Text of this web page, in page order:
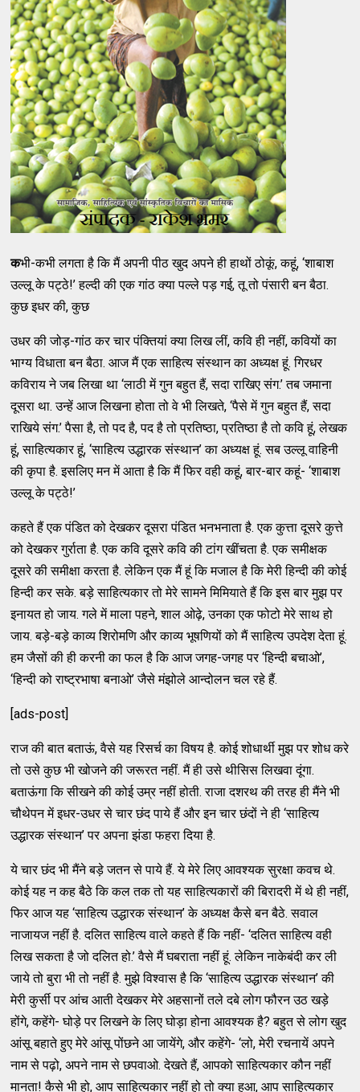
कभी-कभी लगता है कि मैं अपनी पीठ खुद अपने ही हाथों ठोकूं, कहूं, ‘शाबाश
उल्लू के पट्ठे!’ हल्दी की एक गांठ क्या पल्ले पड़ गई, तू तो पंसारी बन बैठा.
कुछ इधर की, कुछ
उधर की जोड़-गांठ कर चार पंक्तियां क्या लिख लीं, कवि ही नहीं, कवियों का
भाग्य विधाता बन बैठा. आज मैं एक साहित्य संस्थान का अध्यक्ष हूं. गिरधर
कविराय ने जब लिखा था ‘लाठी में गुन बहुत हैं, सदा राखिए संग.’ तब जमाना
दूसरा था. उन्हें आज लिखना होता तो वे भी लिखते, ‘पैसे में गुन बहुत हैं, सदा
राखिये संग.’ पैसा है, तो पद है, पद है तो प्रतिष्ठा, प्रतिष्ठा है तो कवि हूं, लेखक
हूं, साहित्यकार हूं, ‘साहित्य उद्धारक संस्थान’ का अध्यक्ष हूं. सब उल्लू वाहिनी
की कृपा है. इसलिए मन में आता है कि मैं फिर वही कहूं, बार-बार कहूं- ‘शाबाश
उल्लू के पट्ठे!’
कहते हैं एक पंडित को देखकर दूसरा पंडित भनभनाता है. एक कुत्ता दूसरे कुत्ते
को देखकर गुर्राता है. एक कवि दूसरे कवि की टांग खींचता है. एक समीक्षक
दूसरे की समीक्षा करता है. लेकिन एक मैं हूं कि मजाल है कि मेरी हिन्दी की कोई
हिन्दी कर सके. बड़े साहित्यकार तो मेरे सामने मिमियाते हैं कि इस बार मुझ पर
इनायत हो जाय. गले में माला पहने, शाल ओढ़े, उनका एक फोटो मेरे साथ हो
जाय. बड़े-बड़े काव्य शिरोमणि और काव्य भूषणियों को मैं साहित्य उपदेश देता हूं.
हम जैसों की ही करनी का फल है कि आज जगह-जगह पर ‘हिन्दी बचाओ’,
‘हिन्दी को राष्ट्रभाषा बनाओ’ जैसे मंझोले आन्दोलन चल रहे हैं.
[ads-post]
राज की बात बताऊं, वैसे यह रिसर्च का विषय है. कोई शोधार्थी मुझ पर शोध करे
तो उसे कुछ भी खोजने की जरूरत नहीं. मैं ही उसे थीसिस लिखवा दूंगा.
बताऊंगा कि सीखने की कोई उम्र नहीं होती. राजा दशरथ की तरह ही मैंने भी
चौथेपन में इधर-उधर से चार छंद पाये हैं और इन चार छंदों ने ही ‘साहित्य
उद्धारक संस्थान’ पर अपना झंडा फहरा दिया है.
ये चार छंद भी मैंने बड़े जतन से पाये हैं. ये मेरे लिए आवश्यक सुरक्षा कवच थे.
कोई यह न कह बैठे कि कल तक तो यह साहित्यकारों की बिरादरी में थे ही नहीं,
फिर आज यह ‘साहित्य उद्धारक संस्थान’ के अध्यक्ष कैसे बन बैठे. सवाल
नाजायज नहीं है. दलित साहित्य वाले कहते हैं कि नहीं- ‘दलित साहित्य वही
लिख सकता है जो दलित हो.’ वैसे मैं घबराता नहीं हूं. लेकिन नाकेबंदी कर ली
जाये तो बुरा भी तो नहीं है. मुझे विश्वास है कि ‘साहित्य उद्धारक संस्थान’ की
मेरी कुर्सी पर आंच आती देखकर मेरे अहसानों तले दबे लोग फौरन उठ खड़े
होंगे, कहेंगे- घोड़े पर लिखने के लिए घोड़ा होना आवश्यक है? बहुत से लोग खुद
आंसू बहाते हुए मेरे आंसू पोंछने आ जायेंगे, और कहेंगे- ‘लो, मेरी रचनायें अपने
नाम से पढ़ो, अपने नाम से छपवाओ. देखते हैं, आपको साहित्यकार कौन नहीं
मानता! कैसे भी हो, आप साहित्यकार नहीं हो तो क्या हुआ, आप साहित्यकार